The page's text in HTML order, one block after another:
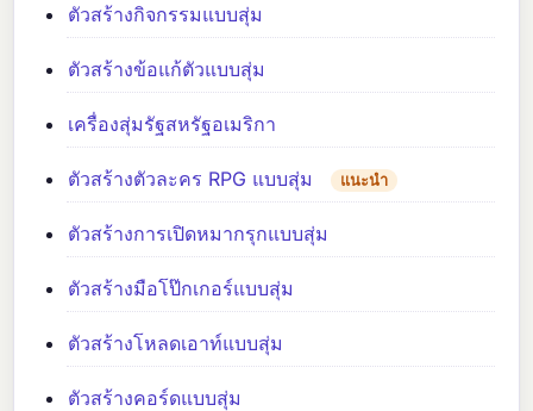
ตัวสร้างกิจกรรมแบบสุ่ม
ตัวสร้างข้อแก้ตัวแบบสุ่ม
เครื่องสุ่มรัฐสหรัฐอเมริกา
ตัวสร้างตัวละคร RPG แบบสุ่ม แนะนำ
ตัวสร้างการเปิดหมากรุกแบบสุ่ม
ตัวสร้างมือโป๊กเกอร์แบบสุ่ม
ตัวสร้างโหลดเอาท์แบบสุ่ม
ตัวสร้างคอร์ดแบบสุ่ม